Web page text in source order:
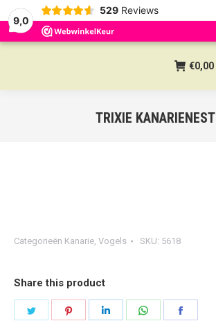
9,0
529 Reviews
€0,00
TRIXIE KANARIENEST
Categorieën Kanarie, Vogels SKU: 5618
Share this product